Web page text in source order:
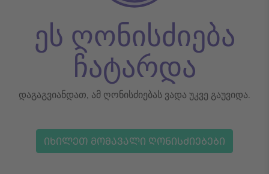
ეს ღონისძიება
ჩატარდა
დაგაგვიანდათ, ამ ღონისძიებას ვადა უკვე გაუვიდა.
ᲘᲮᲘᲚᲔᲗ ᲛᲝᲛᲐᲕᲐᲚᲘ ᲦᲝᲜᲘᲡᲫᲘᲔᲑᲔᲑᲘ